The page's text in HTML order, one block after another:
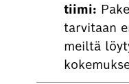
tiimi:
tarvitaan
meiltä